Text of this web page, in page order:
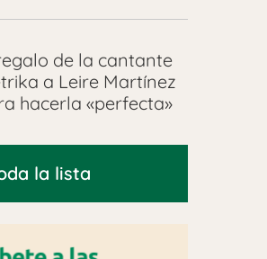
de la cantante
a Leire Martínez
hacerla «perfecta»
la lista